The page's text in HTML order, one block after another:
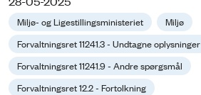
Miljø- og Ligestillingsministeriet
Miljø
Forvaltningsret 11241.3 - Undtagne oplysninger
Forvaltningsret 11241.9 - Andre spørgsmål
Forvaltningsret 12.2 - Fortolkning